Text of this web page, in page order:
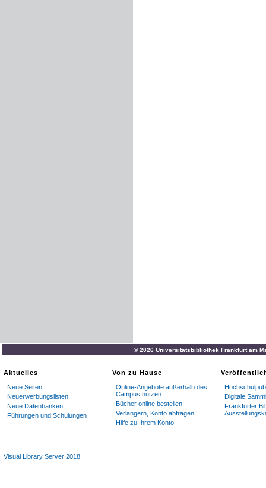
© 2026 Universitätsbibliothek Frankfurt am
Aktuelles
Neue Seiten
Neuerwerbungslisten
Neue Datenbanken
Führungen und Schulungen
Von zu Hause
Online-Angebote außerhalb des
Campus nutzen
Bücher online bestellen
Verlängern, Konto abfragen
Hilfe zu Ihrem Konto
Digitale
Frankfurter
Visual Library Server 2018